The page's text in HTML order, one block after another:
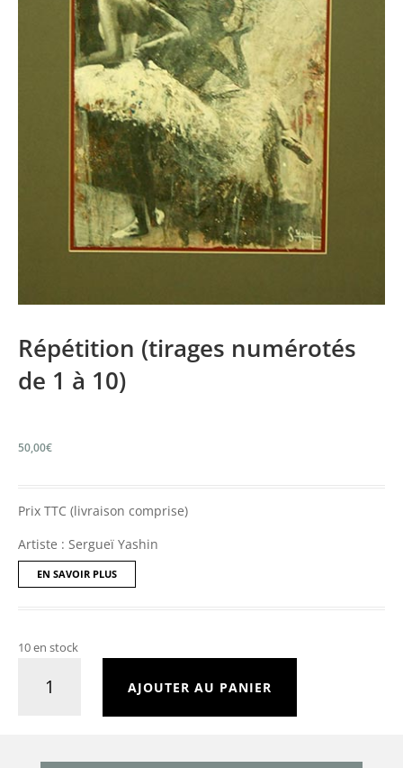
Répétition (tirages numérotés
de 1 à 10)
50,00€
Prix TTC (livraison comprise)
Artiste : Sergueï Yashin
EN SAVOIR PLUS
10 en stock
AJOUTER AU PANIER